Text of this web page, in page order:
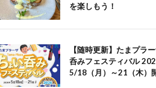
を楽しもう！
【随時更新】たまプラ
呑みフェスティバル
5/18（月）～21（木）